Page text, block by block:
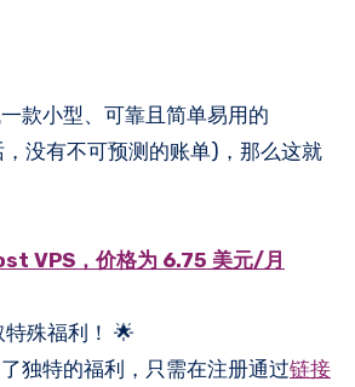
款小型、可靠且简单易用的
没有不可预测的账单)，那么这就
VPS，价格为 6.75 美元/月
殊福利！ 🌟
独特的福利，只需在注册通过链接